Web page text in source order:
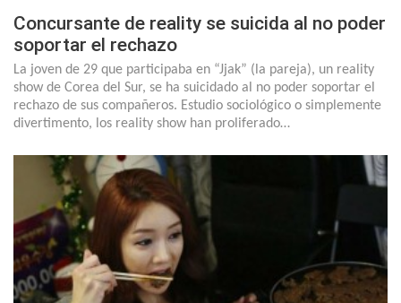
Concursante de reality se suicida al no poder
soportar el rechazo
La joven de 29 que participaba en “Jjak” (la pareja), un reality
show de Corea del Sur, se ha suicidado al no poder soportar el
rechazo de sus compañeros. Estudio sociológico o simplemente
divertimento, los reality show han proliferado…